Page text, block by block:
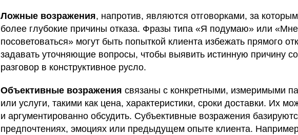
Ложные возражения, напротив, являются отговорками, за
более глубокие причины отказа. Фразы типа «Я подумаю» или
посоветоваться» могут быть попыткой клиента избежать прямого
задавать уточняющие вопросы, чтобы выявить истинную причину
разговор в конструктивное русло.
Объективные возражения связаны с конкретными, измеримыми
или услуги, такими как цена, характеристики, сроки доставки. Их
и аргументированно обсудить. Субъективные возражения
предпочтениях, эмоциях или предыдущем опыте клиента.